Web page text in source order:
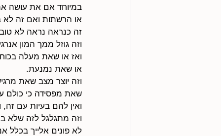
במיוחד אם את עושה
או הרשתות ואם זה לא
זה כנראה נראה לא
וזה גוזל ממך המון
ואז או שאת מעלה
או שאת נמנעת.
וזה יוצר מצב שאת
שאת מפסידה כי כולם
ואין להם בעיות עם
וזה מתגלגל לזה שלא
לא פונים אלייך בכלל